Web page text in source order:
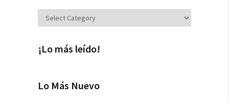
Secciones
¡Lo más leído!
Lo Más Nuevo